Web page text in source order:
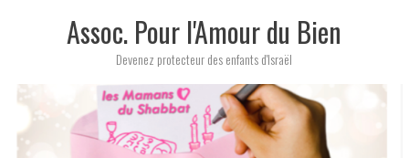
Assoc. Pour l'Amour du Bien
Devenez protecteur des enfants d'Israël